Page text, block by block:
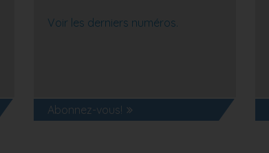
Voir les derniers numéros.
Abonnez-vous!